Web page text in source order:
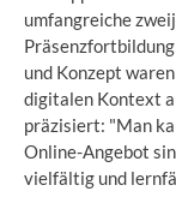
umfangreiche
und Konzept
digitalen Kontext
präzisiert: "Man
Online-Angebot
vielfältig und